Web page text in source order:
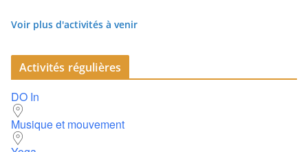
Voir plus d'activités à venir
Activités régulières
DO In
Musique et mouvement